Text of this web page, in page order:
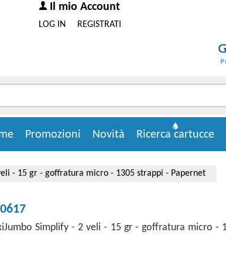
Il mio Account
REGISTRATI
LOG IN
Ricerca cartucce
Novità
Promozioni
- 15 gr - goffratura micro - 1305 strappi - Papernet
Simplify - 2 veli - 15 gr - goffratura micro -